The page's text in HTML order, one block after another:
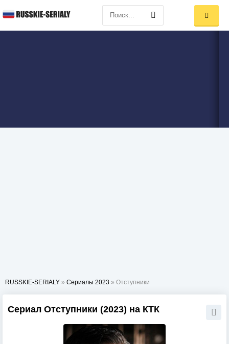
RUSSKIE-SERIALY » Сериалы 2023 » Отступники
Сериал Отступники (2023) на КТК